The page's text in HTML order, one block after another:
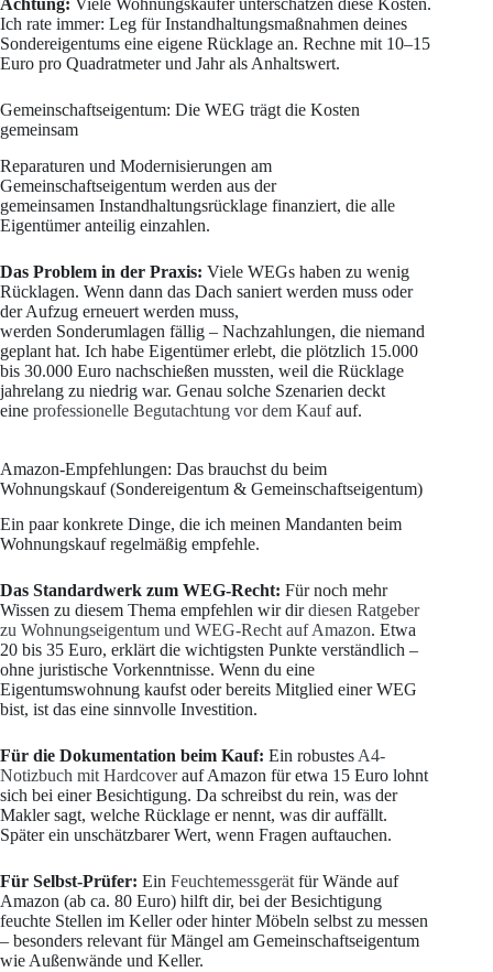
Achtung: Viele Wohnungskäufer unterschätzen diese Kosten.
Ich rate immer: Leg für Instandhaltungsmaßnahmen deines
Sondereigentums eine eigene Rücklage an. Rechne mit 10–15
Euro pro Quadratmeter und Jahr als Anhaltswert.
Gemeinschaftseigentum: Die WEG trägt die Kosten
gemeinsam
Reparaturen und Modernisierungen am
Gemeinschaftseigentum werden aus der
gemeinsamen Instandhaltungsrücklage finanziert, die alle
Eigentümer anteilig einzahlen.
Das Problem in der Praxis: Viele WEGs haben zu wenig
Rücklagen. Wenn dann das Dach saniert werden muss oder
der Aufzug erneuert werden muss,
werden Sonderumlagen fällig – Nachzahlungen, die niemand
geplant hat. Ich habe Eigentümer erlebt, die plötzlich 15.000
bis 30.000 Euro nachschießen mussten, weil die Rücklage
jahrelang zu niedrig war. Genau solche Szenarien deckt
eine professionelle Begutachtung vor dem Kaufauf.
Amazon-Empfehlungen: Das brauchst du beim
Wohnungskauf (Sondereigentum & Gemeinschaftseigentum)
Ein paar konkrete Dinge, die ich meinen Mandanten beim
Wohnungskauf regelmäßig empfehle.
Das Standardwerk zum WEG-Recht: Für noch mehr
Wissen zu diesem Thema empfehlen wir dirdiesen Ratgeber
zu Wohnungseigentum und WEG-Recht auf Amazon. Etwa
20 bis 35 Euro, erklärt die wichtigsten Punkte verständlich –
ohne juristische Vorkenntnisse. Wenn du eine
Eigentumswohnung kaufst oder bereits Mitglied einer WEG
bist, ist das eine sinnvolle Investition.
Für die Dokumentation beim Kauf: Ein robustes A4-
Notizbuch mit Hardcoverauf Amazon für etwa 15 Euro lohnt
sich bei einer Besichtigung. Da schreibst du rein, was der
Makler sagt, welche Rücklage er nennt, was dir auffällt.
Später ein unschätzbarer Wert, wenn Fragen auftauchen.
Für Selbst-Prüfer: Ein Feuchtemessgerät für Wände auf
Amazon (ab ca. 80 Euro) hilft dir, bei der Besichtigung
feuchte Stellen im Keller oder hinter Möbeln selbst zu messen
– besonders relevant für Mängel am Gemeinschaftseigentum
wie Außenwände und Keller.